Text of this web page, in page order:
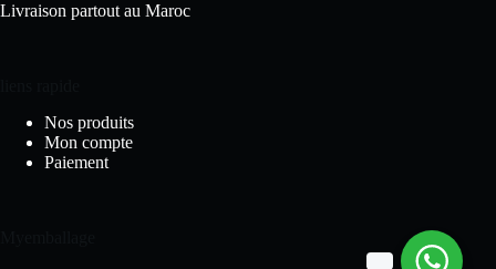
Livraison partout au Maroc
Nos produits
Mon compte
Paiement